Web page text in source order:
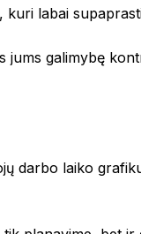
priemonių
labai
jums galimybę
darbo laiko